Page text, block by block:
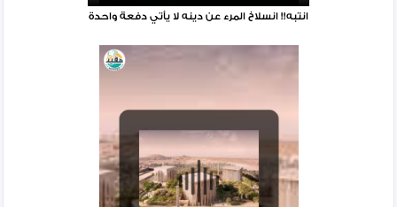
انتبه!! انسلاخ المرء عن دينه لا يأتي دفعة واحدة